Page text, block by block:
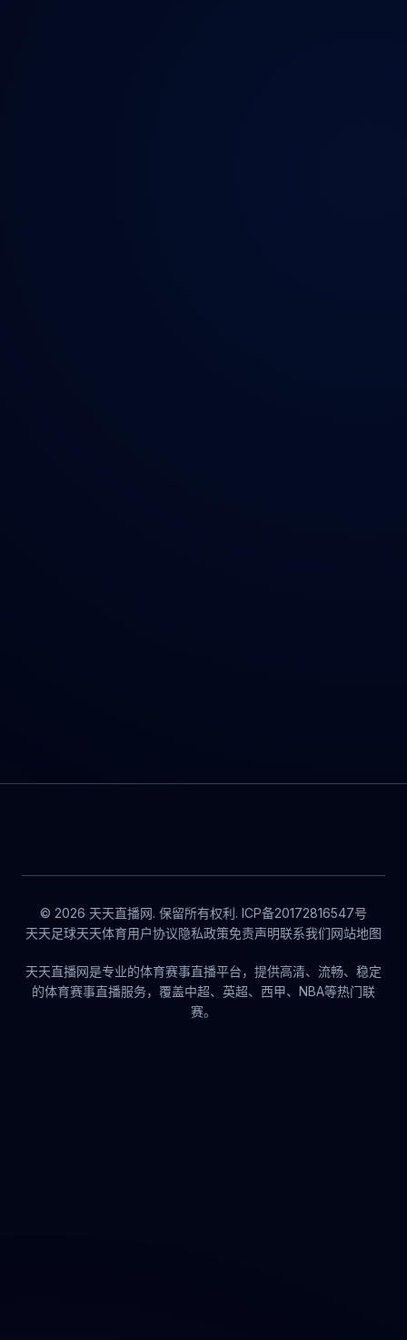
© 2026 天天直播网. 保留所有权利. ICP备20172816547号
天天足球天天体育用户协议隐私政策免责声明联系我们网站地图
天天直播网是专业的体育赛事直播平台，提供高清、流畅、稳定
的体育赛事直播服务，覆盖中超、英超、西甲、NBA等热门联
赛。